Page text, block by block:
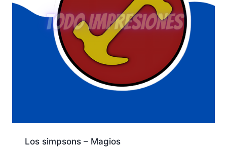
Los simpsons – Magios